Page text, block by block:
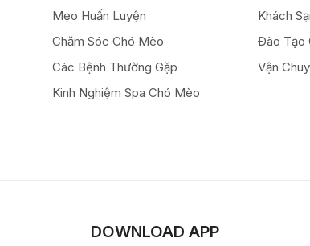
Mẹo Huấn Luyện
Chăm Sóc Chó Mèo
Các Bệnh Thường Gặp
Kinh Nghiệm Spa Chó Mèo
Khách
Đào Tạo
Vận
DOWNLOAD APP